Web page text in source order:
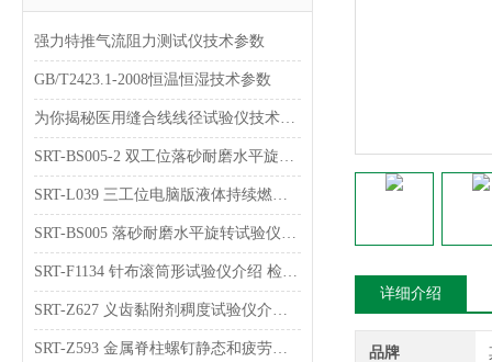
强力特推气流阻力测试仪技术参数
GB/T2423.1-2008恒温恒湿技术参数
为你揭秘医用缝合线线径试验仪技术指南
SRT-BS005-2 双工位落砂耐磨水平旋转试验仪简单介绍 符合检测标准
SRT-L039 三工位电脑版液体持续燃烧试验仪的原理介绍 符合检测标准
SRT-BS005 落砂耐磨水平旋转试验仪介绍 检测稳定
SRT-F1134 针布滚筒形试验仪介绍 检测数据稳定
SRT-Z627 义齿黏附剂稠度试验仪介绍 符合检测标准
SRT-Z593 金属脊柱螺钉静态和疲劳弯曲强度试验仪介绍 参数稳定
详细介绍
品牌